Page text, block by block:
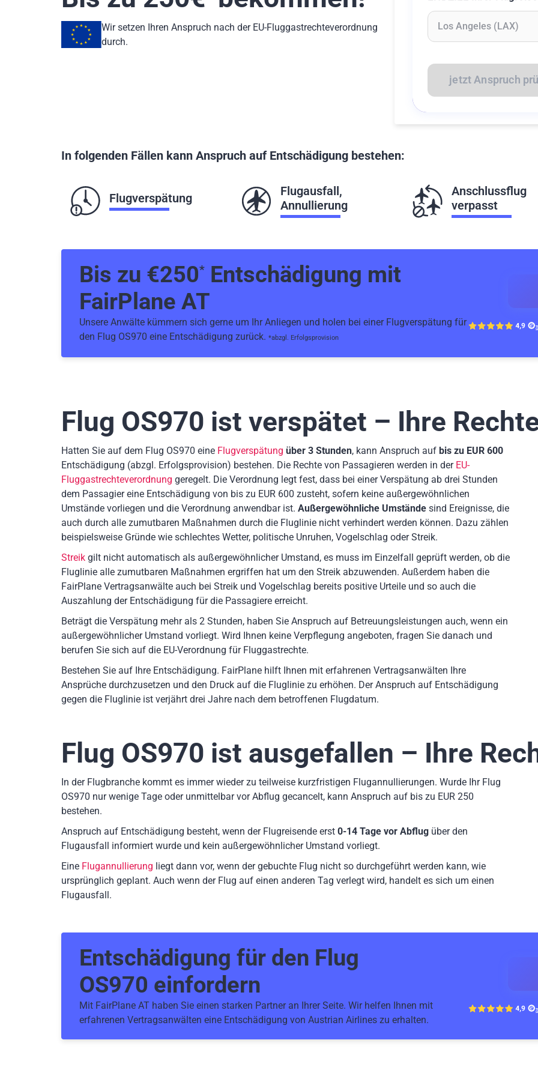
Wir setzen Ihren Anspruch nach der EU-Fluggastrechteverordnung
durch.
jetzt Anspruch
In folgenden Fällen kann Anspruch auf Entschädigung bestehen:
Flugverspätung
Flugausfall,
Annullierung
Anschlussflug
verpasst
Bis zu €250* Entschädigung mit
FairPlane AT
Unsere Anwälte kümmern sich gerne um Ihr Anliegen und holen bei einer Flugverspätung für
den Flug OS970 eine Entschädigung zurück. *abzgl. Erfolgsprovision
Flug OS970 ist verspätet – Ihre
Hatten Sie auf dem Flug OS970 eine Flugverspätung über 3 Stunden, kann Anspruch auf bis zu EUR 600
Entschädigung (abzgl. Erfolgsprovision) bestehen. Die Rechte von Passagieren werden in der EU-
Fluggastrechteverordnung geregelt. Die Verordnung legt fest, dass bei einer Verspätung ab drei Stunden
dem Passagier eine Entschädigung von bis zu EUR 600 zusteht, sofern keine außergewöhnlichen
Umstände vorliegen und die Verordnung anwendbar ist. Außergewöhnliche Umstände sind Ereignisse, die
auch durch alle zumutbaren Maßnahmen durch die Fluglinie nicht verhindert werden können. Dazu zählen
beispielsweise Gründe wie schlechtes Wetter, politische Unruhen, Vogelschlag oder Streik.
Streik gilt nicht automatisch als außergewöhnlicher Umstand, es muss im Einzelfall geprüft werden, ob die
Fluglinie alle zumutbaren Maßnahmen ergriffen hat um den Streik abzuwenden. Außerdem haben die
FairPlane Vertragsanwälte auch bei Streik und Vogelschlag bereits positive Urteile und so auch die
Auszahlung der Entschädigung für die Passagiere erreicht.
Beträgt die Verspätung mehr als 2 Stunden, haben Sie Anspruch auf Betreuungsleistungen auch, wenn ein
außergewöhnlicher Umstand vorliegt. Wird Ihnen keine Verpflegung angeboten, fragen Sie danach und
berufen Sie sich auf die EU-Verordnung für Fluggastrechte.
Bestehen Sie auf Ihre Entschädigung. FairPlane hilft Ihnen mit erfahrenen Vertragsanwälten Ihre
Ansprüche durchzusetzen und den Druck auf die Fluglinie zu erhöhen. Der Anspruch auf Entschädigung
gegen die Fluglinie ist verjährt drei Jahre nach dem betroffenen Flugdatum.
Flug OS970 ist ausgefallen – Ihre
In der Flugbranche kommt es immer wieder zu teilweise kurzfristigen Flugannullierungen. Wurde Ihr Flug
OS970 nur wenige Tage oder unmittelbar vor Abflug gecancelt, kann Anspruch auf bis zu EUR 250
bestehen.
Anspruch auf Entschädigung besteht, wenn der Flugreisende erst 0-14 Tage vor Abflug über den
Flugausfall informiert wurde und kein außergewöhnlicher Umstand vorliegt.
Eine Flugannullierung liegt dann vor, wenn der gebuchte Flug nicht so durchgeführt werden kann, wie
ursprünglich geplant. Auch wenn der Flug auf einen anderen Tag verlegt wird, handelt es sich um einen
Flugausfall.
Entschädigung für den Flug
OS970 einfordern
Mit FairPlane AT haben Sie einen starken Partner an Ihrer Seite. Wir helfen Ihnen mit
erfahrenen Vertragsanwälten eine Entschädigung von Austrian Airlines zu erhalten.